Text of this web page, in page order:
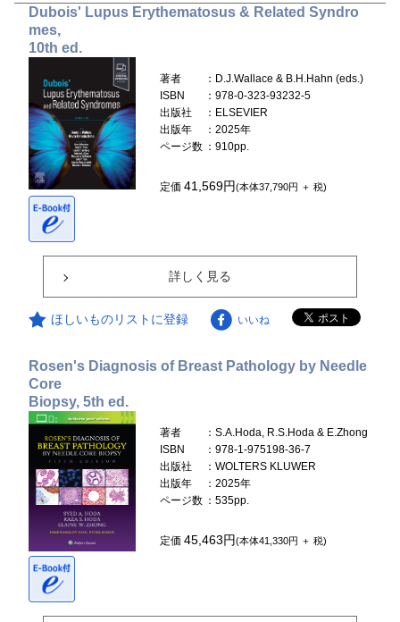
Dubois' Lupus Erythematosus & Related Syndro
mes,
10th ed.
著者
：D.J.Wallace & B.H.Hahn (eds.)
ISBN
：978-0-323-93232-5
出版社
：ELSEVIER
出版年
：2025年
ページ数 ：910pp.
定価41,569円(本体37,790円 ＋ 税)
詳しく見る
ほしいものリストに登録 いいね
Rosen's Diagnosis of Breast Pathology by Needle
Core
Biopsy, 5th ed.
著者
：S.A.Hoda, R.S.Hoda & E.Zhong
ISBN
：978-1-975198-36-7
出版社
：WOLTERS KLUWER
出版年
：2025年
ページ数 ：535pp.
定価45,463円(本体41,330円 ＋ 税)